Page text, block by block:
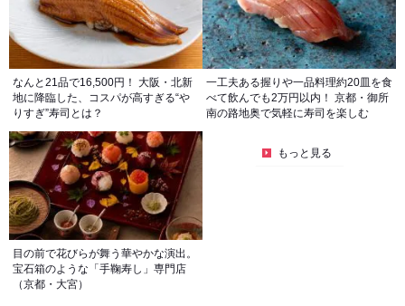
なんと21品で16,500円！ 大阪・北新
地に降臨した、コスパが高すぎる“や
りすぎ”寿司とは？
一工夫ある握りや一品料理約20皿を食
べて飲んでも2万円以内！ 京都・御所
南の路地奥で気軽に寿司を楽しむ
目の前で花びらが舞う華やかな演出。
宝石箱のような「手鞠寿し」専門店
（京都・大宮）
もっと見る